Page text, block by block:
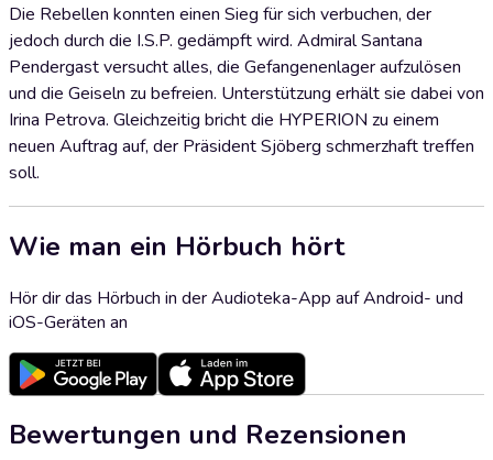
Die Rebellen konnten einen Sieg für sich verbuchen, der
jedoch durch die I.S.P. gedämpft wird. Admiral Santana
Pendergast versucht alles, die Gefangenenlager aufzulösen
und die Geiseln zu befreien. Unterstützung erhält sie dabei von
Irina Petrova. Gleichzeitig bricht die HYPERION zu einem
neuen Auftrag auf, der Präsident Sjöberg schmerzhaft treffen
soll.
Wie man ein Hörbuch hört
Hör dir das Hörbuch in der Audioteka-App auf Android- und
iOS-Geräten an
Bewertungen und Rezensionen